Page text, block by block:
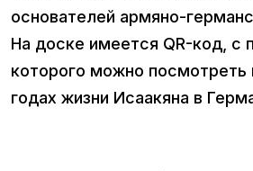
основателей армяно-
На доске имеется QR-код, с
которого можно посмотреть
годах жизни Исаакяна в